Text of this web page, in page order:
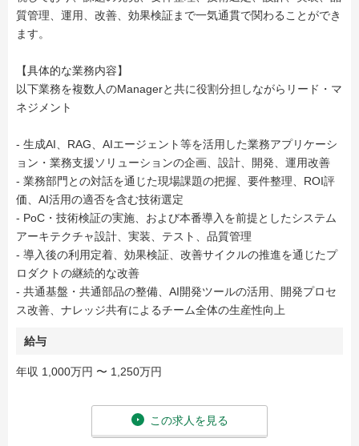
質管理、運用、改善、効果検証まで一気通貫で関わることができ
ます。
【具体的な業務内容】
以下業務を複数人のManagerと共に役割分担しながらリード・マ
ネジメント
- 生成AI、RAG、AIエージェント等を活用した業務アプリケーシ
ョン・業務支援ソリューションの企画、設計、開発、運用改善
- 業務部門との対話を通じた現場課題の把握、要件整理、ROI評
価、AI活用の適否を含む技術選定
- PoC・技術検証の実施、および本番導入を前提としたシステム
アーキテクチャ設計、実装、テスト、品質管理
- 導入後の利用定着、効果検証、改善サイクルの推進を通じたプ
ロダクトの継続的な改善
- 共通基盤・共通部品の整備、AI開発ツールの活用、開発プロセ
ス改善、ナレッジ共有によるチーム全体の生産性向上
給与
年収 1,000万円 〜 1,250万円
この求人を見る